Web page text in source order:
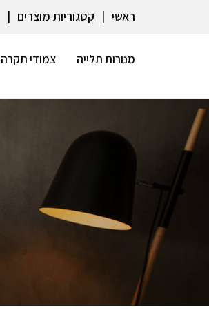
ראשי קטגוריות מוצרים
מנורות תלייה צמודי תקרה